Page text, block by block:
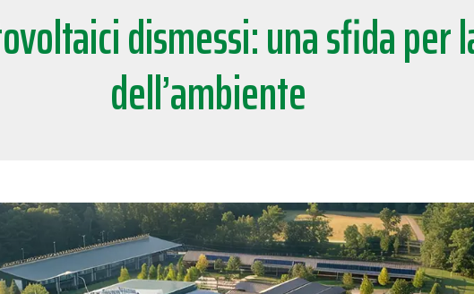
dismessi: una sfida per
dell’ambiente